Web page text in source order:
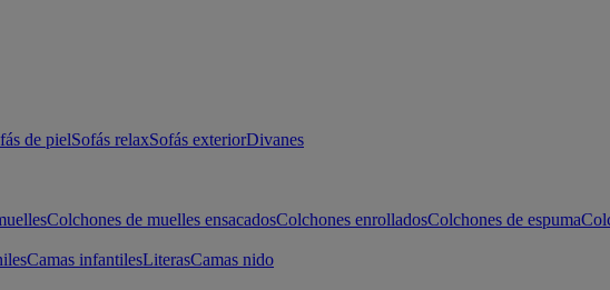
de pielSofás relaxSofás exteriorDivanes
Colchones de muelles ensacadosColchones enrolladosColchones de espuma
Camas infantilesLiterasCamas nido